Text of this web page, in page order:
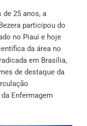
25 anos, a
participou do
no Piauí e hoje
da área no
em Brasília,
de destaque da
Enfermagem